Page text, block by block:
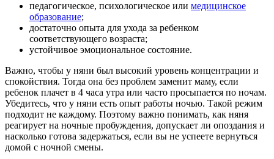
педагогическое, психологическое или медицинское
образование;
достаточно опыта для ухода за ребенком
соответствующего возраста;
устойчивое эмоциональное состояние.
Важно, чтобы у няни был высокий уровень концентрации и
спокойствия. Тогда она без проблем заменит маму, если
ребенок плачет в 4 часа утра или часто просыпается по ночам.
Убедитесь, что у няни есть опыт работы ночью. Такой режим
подходит не каждому. Поэтому важно понимать, как няня
реагирует на ночные пробуждения, допускает ли опоздания и
насколько готова задержаться, если вы не успеете вернуться
домой с ночной смены.